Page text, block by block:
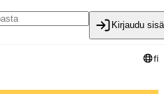
Kirjaudu
fi